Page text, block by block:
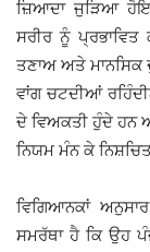
ਜ਼ਿਆਦਾ ਜੁੜਿਆ
ਸਰੀਰ ਨੂੰ ਪ੍ਰਭਾਵਿਤ
ਤਣਾਅ ਅਤੇ
ਵਾਂਗ ਚਟਦੀਆਂ
ਦੇ ਵਿਅਕਤੀ ਹੁੰਦੇ ਹਨ
ਨਿਯਮ ਮੰਨ ਕੇ
ਵਿਗਿਆਨਕਾਂ
ਸਮਰੱਥਾ ਹੈ ਕਿ ਉਹ